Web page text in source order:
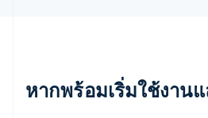
หากพร้อมเริ่มใช้งาน
English
ลิกเตนสไตน์